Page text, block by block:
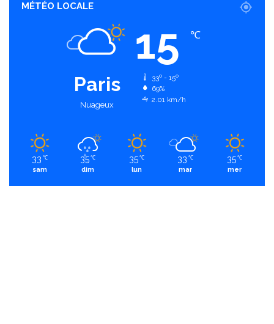
MÉTÉO LOCALE
Paris
Nuageux
15 ℃
33º - 15º
69%
2.01 km/h
33 ℃
sam
35 ℃
dim
35 ℃
lun
33 ℃
mar
35 ℃
mer